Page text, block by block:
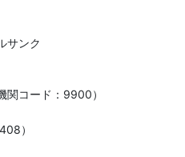
サンク
関コード：9900）
）